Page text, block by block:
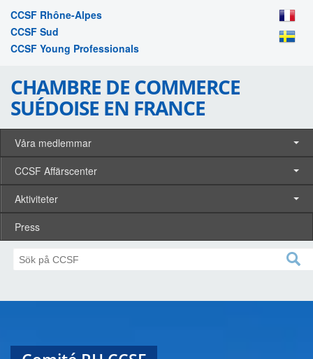
CCSF Rhône-Alpes
CCSF Sud
CCSF Young Professionals
CHAMBRE DE COMMERCE
SUÉDOISE EN FRANCE
Våra medlemmar
CCSF Affärscenter
Aktiviteter
Press